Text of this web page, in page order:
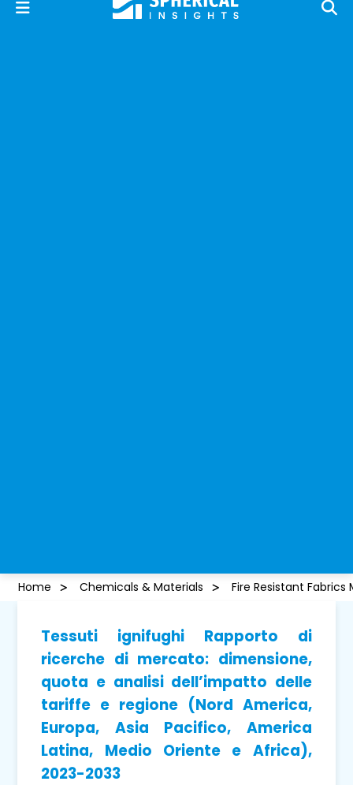
Home Chemicals & Materials Fire Resistant Fabrics
Tessuti ignifughi Rapporto di
ricerche di mercato: dimensione,
quota e analisi dell’impatto delle
tariffe e regione (Nord America,
Europa, Asia Pacifico, America
Latina, Medio Oriente e Africa),
2023-2033